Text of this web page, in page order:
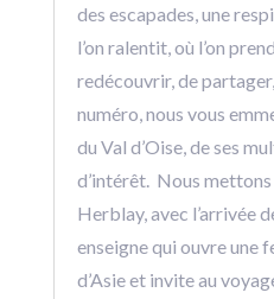
des escapades, une
l’on ralentit, où l’on
redécouvrir, de partager,
numéro, nous vous
du Val d’Oise, de ses
d’intérêt. Nous
Herblay, avec l’arrivée
enseigne qui ouvre une
d’Asie et invite au